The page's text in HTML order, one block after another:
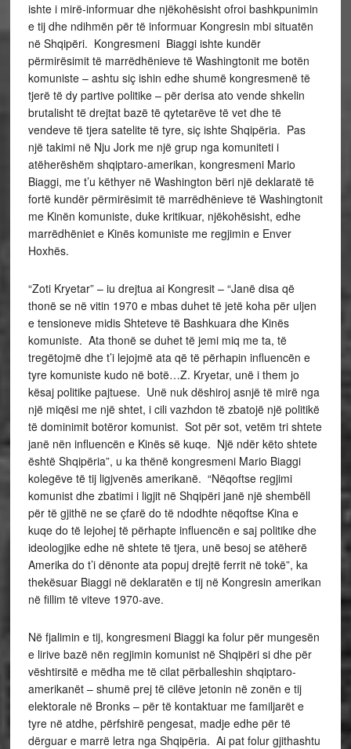
ishte i mirë-informuar dhe njëkohësisht ofroi bashkpunimin
e tij dhe ndihmën për të informuar Kongresin mbi situatën
në Shqipëri. Kongresmeni Biaggi ishte kundër
përmirësimit të marrëdhënieve të Washingtonit me botën
komuniste – ashtu siç ishin edhe shumë kongresmenë të
tjerë të dy partive politike – për derisa ato vende shkelin
brutalisht të drejtat bazë të qytetarëve të vet dhe të
vendeve të tjera satelite të tyre, siç ishte Shqipëria. Pas
një takimi në Nju Jork me një grup nga komuniteti i
atëherëshëm shqiptaro-amerikan, kongresmeni Mario
Biaggi, me t’u këthyer në Washington bëri një deklaratë të
fortë kundër përmirësimit të marrëdhënieve të Washingtonit
me Kinën komuniste, duke kritikuar, njëkohësisht, edhe
marrëdhëniet e Kinës komuniste me regjimin e Enver
Hoxhës.
“Zoti Kryetar” – iu drejtua ai Kongresit – “Janë disa që
thonë se në vitin 1970 e mbas duhet të jetë koha për uljen
e tensioneve midis Shteteve të Bashkuara dhe Kinës
komuniste. Ata thonë se duhet të jemi miq me ta, të
tregëtojmë dhe t’i lejojmë ata që të përhapin influencën e
tyre komuniste kudo në botë…Z. Kryetar, unë i them jo
kësaj politike pajtuese. Unë nuk dëshiroj asnjë të mirë nga
një miqësi me një shtet, i cili vazhdon të zbatojë një politikë
të dominimit botëror komunist. Sot për sot, vetëm tri shtete
janë nën influencën e Kinës së kuqe. Një ndër këto shtete
është Shqipëria”, u ka thënë kongresmeni Mario Biaggi
kolegëve të tij ligjvenës amerikanë. “Nëqoftse regjimi
komunist dhe zbatimi i ligjit në Shqipëri janë një shembëll
për të gjithë ne se çfarë do të ndodhte nëqoftse Kina e
kuqe do të lejohej të përhapte influencën e saj politike dhe
ideologjike edhe në shtete të tjera, unë besoj se atëherë
Amerika do t’i dënonte ata popuj drejtë ferrit në tokë”, ka
thekësuar Biaggi në deklaratën e tij në Kongresin amerikan
në fillim të viteve 1970-ave.
Në fjalimin e tij, kongresmeni Biaggi ka folur për mungesën
e lirive bazë nën regjimin komunist në Shqipëri si dhe për
vështirsitë e mëdha me të cilat përballeshin shqiptaro-
amerikanët – shumë prej të cilëve jetonin në zonën e tij
elektorale në Bronks – për të kontaktuar me familjarët e
tyre në atdhe, përfshirë pengesat, madje edhe për të
dërguar e marrë letra nga Shqipëria. Ai pat folur gjithashtu